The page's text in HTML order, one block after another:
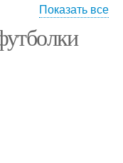
Показать все